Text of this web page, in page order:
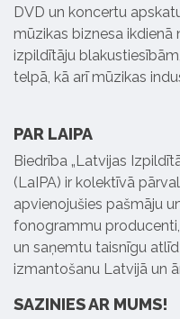
DVD un koncertu
mūzikas biznesa ikdienā
izpildītāju
telpā, kā arī mūzikas
PAR LAIPA
Biedrība „Latvijas
(LaIPA) ir kolektīvā
apvienojušies pašmāju
fonogrammu
un saņemtu taisnīgu
izmantošanu Latvijā un
SAZINIES AR MUMS!